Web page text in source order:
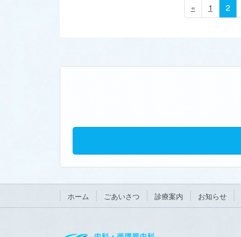
ー
り
«
ペ
ー
1
ペ
ー
2
ホーム ごあいさつ 診療案内 お知らせ